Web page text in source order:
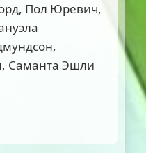
Пол Юревич,
Саманта Эшли